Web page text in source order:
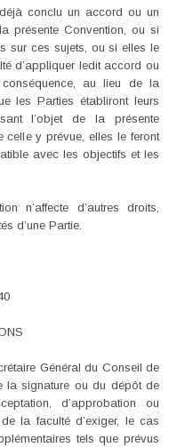
conclu un accord ou un
présente Convention, ou si
sur ces sujets, ou si elles le
d’appliquer ledit accord ou
au lieu de la
les Parties établiront leurs
l’objet de la présente
celle y prévue, elles le feront
avec les objectifs et les
n’affecte d’autres droits,
d’une Partie.
Général du Conseil de
la signature ou du dépôt de
d’approbation ou
la faculté d’exiger, le cas
tels que prévus